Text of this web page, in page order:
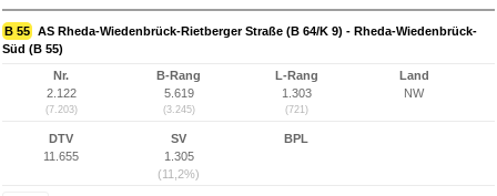
B 55 AS Rheda-Wiedenbrück-Rietberger Straße (B 64/K 9) - Rheda-Wiedenbrück-
Süd (B 55)
Nr.
2.122
(7.203)
B-Rang
5.619
(3.245)
L-Rang
1.303
(721)
Land
NW
DTV
11.655
SV
1.305
(11,2%)
BPL